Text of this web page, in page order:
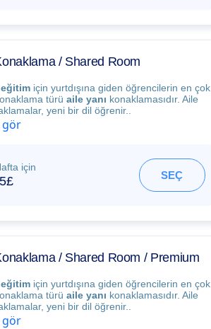
/ Shared Room
eğitim için yurtdışına giden öğrencilerin en çok
türü aile yanı konaklamasıdır. Aile
yeni bir dil öğrenir..
gör
için
SEÇ
/ Shared Room / Premium
eğitim için yurtdışına giden öğrencilerin en çok
türü aile yanı konaklamasıdır. Aile
yeni bir dil öğrenir..
gör